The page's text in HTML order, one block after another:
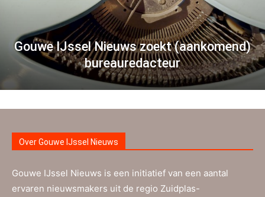
Gouwe IJssel Nieuws zoekt (aankomend)
bureauredacteur
Over Gouwe IJssel Nieuws
Gouwe IJssel Nieuws is een initiatief van een aantal
ervaren nieuwsmakers uit de regio Zuidplas-